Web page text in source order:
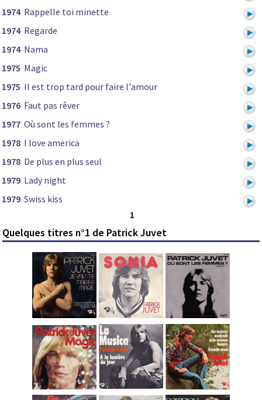
1974 Rappelle toi minette
1974 Regarde
1974 Nama
1975 Magic
1975 Il est trop tard pour faire l'amour
1976 Faut pas rêver
1977 Où sont les femmes ?
1978 I love america
1978 De plus en plus seul
1979 Lady night
1979 Swiss kiss
1
Quelques titres n°1 de Patrick Juvet